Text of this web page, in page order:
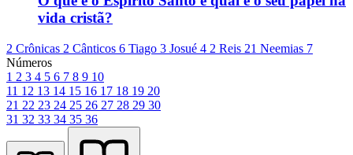
vida cristã?
2 Crônicas 2 Cânticos 6 Tiago 3 Josué 4 2 Reis 21 Neemias 7
Números
1 2 3 4 5 6 7 8 9 10
11 12 13 14 15 16 17 18 19 20
21 22 23 24 25 26 27 28 29 30
31 32 33 34 35 36